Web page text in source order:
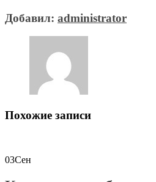
Добавил: administrator
Похожие записи
03Сен